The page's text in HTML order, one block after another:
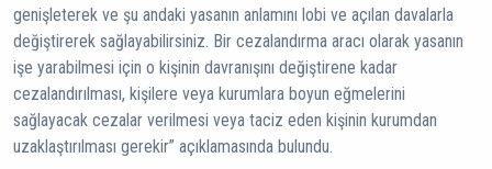
genişleterek ve şu andaki yasanın anlamını lobi ve açılan davalarla
değiştirerek sağlayabilirsiniz. Bir cezalandırma aracı olarak yasanın
işe yarabilmesi için o kişinin davranışını değiştirene kadar
cezalandırılması, kişilere veya kurumlara boyun eğmelerini
sağlayacak cezalar verilmesi veya taciz eden kişinin kurumdan
uzaklaştırılması gerekir” açıklamasında bulundu.